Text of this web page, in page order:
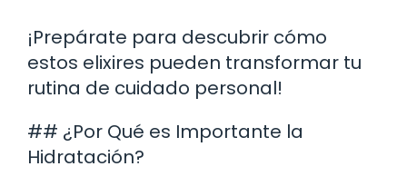
¡Prepárate para descubrir cómo
estos elixires pueden transformar tu
rutina de cuidado personal!
## ¿Por Qué es Importante la
Hidratación?